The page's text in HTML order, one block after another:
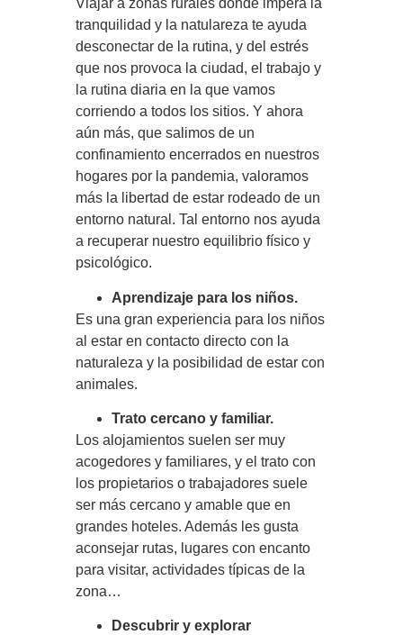
Viajar a zonas rurales donde impera la
tranquilidad y la natulareza te ayuda
desconectar de la rutina, y del estrés
que nos provoca la ciudad, el trabajo y
la rutina diaria en la que vamos
corriendo a todos los sitios. Y ahora
aún más, que salimos de un
confinamiento encerrados en nuestros
hogares por la pandemia, valoramos
más la libertad de estar rodeado de un
entorno natural. Tal entorno nos ayuda
a recuperar nuestro equilibrio físico y
psicológico.
Aprendizaje para los niños.
Es una gran experiencia para los niños
al estar en contacto directo con la
naturaleza y la posibilidad de estar con
animales.
Trato cercano y familiar.
Los alojamientos suelen ser muy
acogedores y familiares, y el trato con
los propietarios o trabajadores suele
ser más cercano y amable que en
grandes hoteles. Además les gusta
aconsejar rutas, lugares con encanto
para visitar, actividades típicas de la
zona…
Descubrir y explorar